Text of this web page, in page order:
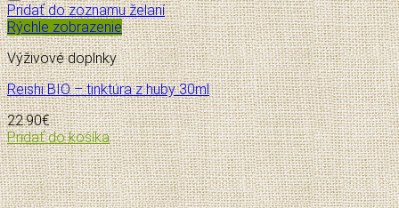
Pridať do zoznamu želaní
Rýchle zobrazenie
Výživové doplnky
Reishi BIO – tinktúra z huby 30ml
22.90€
Pridať do košíka